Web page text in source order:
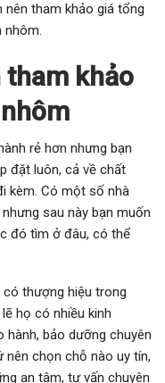
nên tham khảo giá tổng
nhôm.
tham khảo
rẻ hơn nhưng bạn
đặt luôn, cả về chất
kèm. Có một số nhà
sau này bạn muốn
đó tìm ở đâu, có thể
có thượng hiệu trong
họ có nhiều kinh
hành, bảo dưỡng chuyên
nên chọn chỗ nào uy tín,
an tâm, tư vấn chuyên